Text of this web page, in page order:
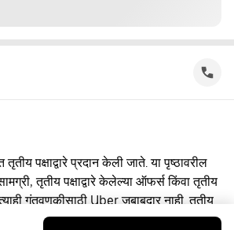
पक्षाद्वारे प्रदान केली जाते. या पृष्ठावरील
तृतीय पक्षाद्वारे केलेल्या ऑफर्स किंवा तृतीय
गुंतवणूकीसाठी Uber जबाबदार नाही. तृतीय
त्यांच्याशी थेट करार करता, ज्यासाठी Uber हा